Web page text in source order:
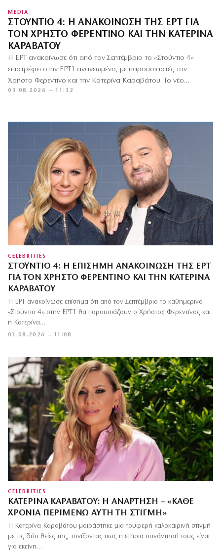
MEDIA
ΣΤΟΎΝΤΙΟ 4: Η ΑΝΑΚΟΊΝΩΣΗ ΤΗΣ ΕΡΤ ΓΙΑ
ΤΟΝ ΧΡΉΣΤΟ ΦΕΡΕΝΤΊΝΟ ΚΑΙ ΤΗΝ ΚΑΤΕΡΊΝΑ
ΚΑΡΑΒΆΤΟΥ
Η ΕΡΤ ανακοίνωσε ότι από τον Σεπτέμβριο το «Στούντιο 4»
επιστρέφει στην ΕΡΤ1 ανανεωμένο, με παρουσιαστές τον
Χρήστο Φερεντίνο και την Κατερίνα Καραβάτου. Το νέο
δίδυμο…
03.08.2026 — 11:32
CELEBRITIES
ΣΤΟΎΝΤΙΟ 4: Η ΕΠΊΣΗΜΗ ΑΝΑΚΟΊΝΩΣΗ ΤΗΣ ΕΡΤ
ΓΙΑ ΤΟΝ ΧΡΉΣΤΟ ΦΕΡΕΝΤΊΝΟ ΚΑΙ ΤΗΝ ΚΑΤΕΡΊΝΑ
ΚΑΡΑΒΆΤΟΥ
03.08.2026 — 11:08
Η ΕΡΤ ανακοίνωσε επίσημα ότι από τον Σεπτέμβριο το καθημερινό
«Στούντιο 4» στην ΕΡΤ1 θα παρουσιάζουν ο Χρήστος Φερεντίνος και
η Κατερίνα…
CELEBRITIES
ΚΑΤΕΡΊΝΑ ΚΑΡΑΒΆΤΟΥ: Η ΑΝΆΡΤΗΣΗ – «ΚΆΘΕ
ΧΡΟΝΙΆ ΠΕΡΙΜΈΝΩ ΑΥΤΉ ΤΗ ΣΤΙΓΜΉ»
Η Κατερίνα Καραβάτου μοιράστηκε μια τρυφερή καλοκαιρινή στιγμή
με τις δύο θείες της, τονίζοντας πως η ετήσια συνάντησή τους είναι
για εκείνη…